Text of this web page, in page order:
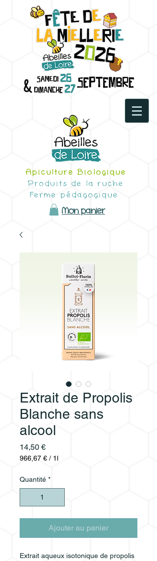
Apiculture Biologique
Produits de la ruche
Ferme pédagogique
Mon panier
Extrait de Propolis
Blanche sans
alcool
14,50 €Prix
966,67 € / 1l
pour
Quantité *
Ajouter au panier
Extrait aqueux isotonique de propolis